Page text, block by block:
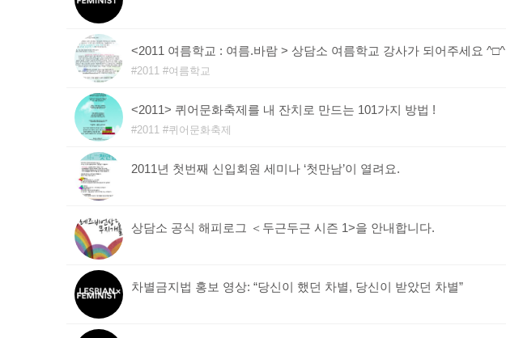
<2011 여름학교 : 여름.바람 > 상담소 여름학교 강사가 되어주세요 ^□^
2011 여름학교
<2011> 퀴어문화축제를 내 잔치로 만드는 101가지 방법 !
2011 퀴어문화축제
2011년 첫번째 신입회원 세미나 ‘첫만남’이 열려요.
상담소 공식 해피로그 ＜두근두근 시즌 1>을 안내합니다.
차별금지법 홍보 영상: “당신이 했던 차별, 당신이 받았던 차별”